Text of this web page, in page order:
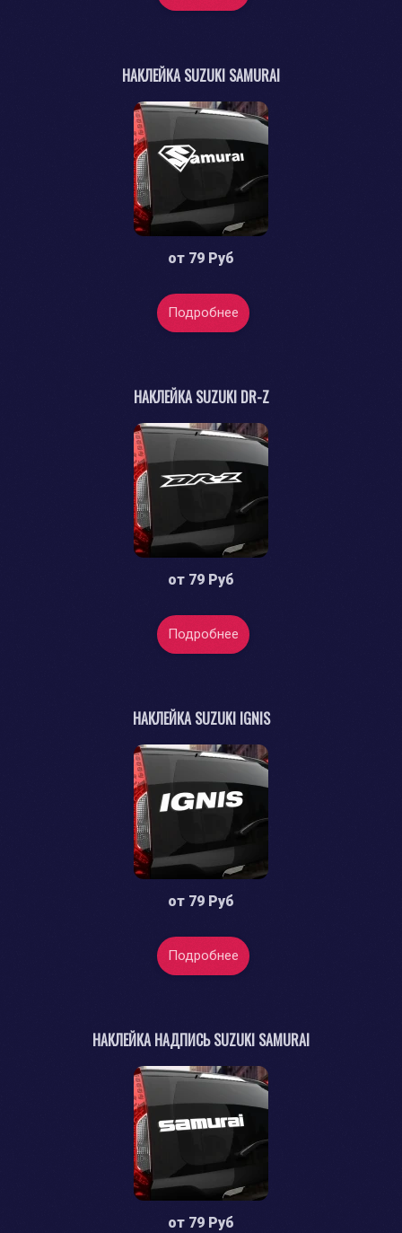
НАКЛЕЙКА SUZUKI SAMURAI
от 79 Руб
Подробнее
НАКЛЕЙКА SUZUKI DR-Z
от 79 Руб
Подробнее
НАКЛЕЙКА SUZUKI IGNIS
от 79 Руб
Подробнее
НАКЛЕЙКА НАДПИСЬ SUZUKI SAMURAI
от 79 Руб